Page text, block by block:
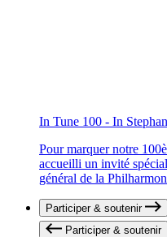
In Tune 100 - In
Pour marquer notre
accueilli un invité
général de la
Participer & soutenir
Participer & soutenir